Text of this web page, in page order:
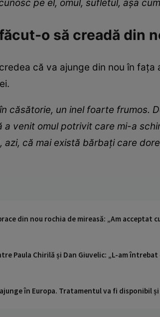
pe el, omul, sufletul, așa
o să creadă din
că va ajunge din nou în
căsătorie, un inel foarte frumos.
a venit omul potrivit care mi-a
că mai există bărbați care
din nou rochia de mireasă: „Am acceptat
Paula Chirilă și Dan Giuvelic: „L-am întrebat
în Europa. Tratamentul va fi disponibil și